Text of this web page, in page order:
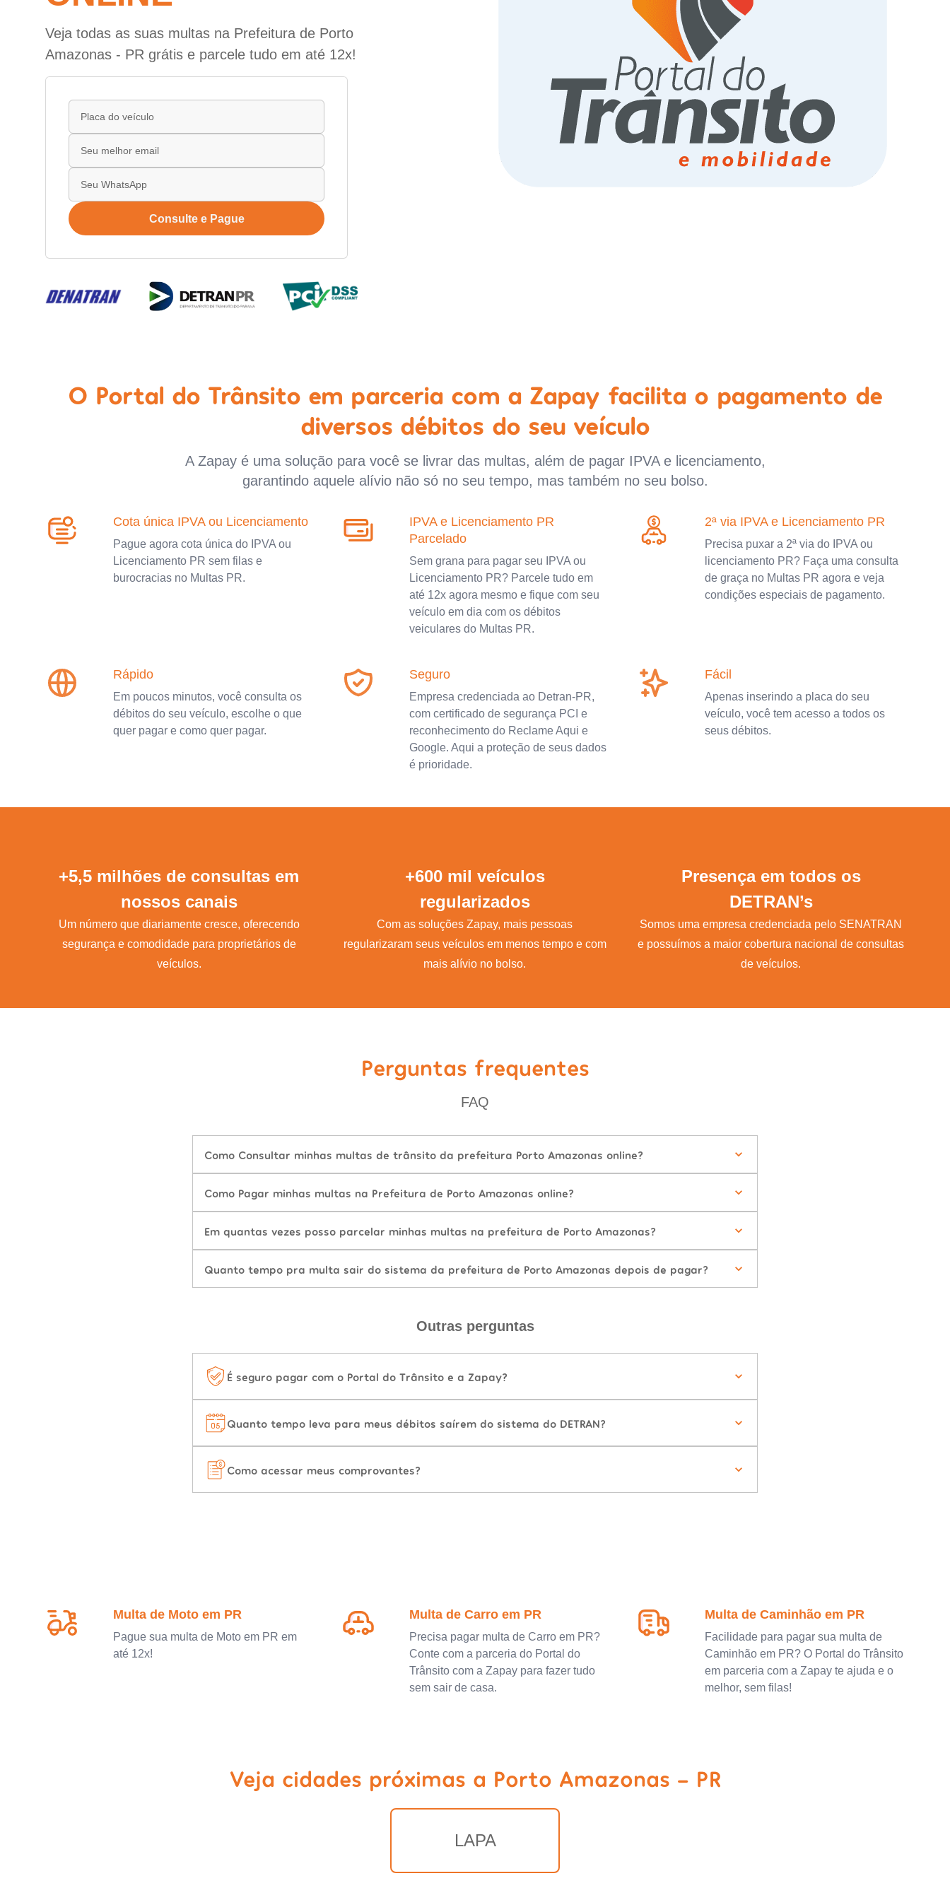
Veja todas as suas multas na Prefeitura de Porto
Amazonas - PR grátis e parcele tudo em até 12x!
Consulte e Pague
O Portal do Trânsito em parceria com a Zapay facilita o pagamento de
diversos débitos do seu veículo
A Zapay é uma solução para você se livrar das multas, além de pagar IPVA e licenciamento,
garantindo aquele alívio não só no seu tempo, mas também no seu bolso.
Cota única IPVA ou Licenciamento
Pague agora cota única do IPVA ou
Licenciamento PR sem filas e
burocracias no Multas PR.
IPVA e Licenciamento PR
Parcelado
Sem grana para pagar seu IPVA ou
Licenciamento PR? Parcele tudo em
até 12x agora mesmo e fique com seu
veículo em dia com os débitos
veiculares do Multas PR.
2ª via IPVA e Licenciamento PR
Precisa puxar a 2ª via do IPVA ou
licenciamento PR? Faça uma consulta
de graça no Multas PR agora e veja
condições especiais de pagamento.
Rápido
Em poucos minutos, você consulta os
débitos do seu veículo, escolhe o que
quer pagar e como quer pagar.
Seguro
Empresa credenciada ao Detran-PR,
com certificado de segurança PCI e
reconhecimento do Reclame Aqui e
Google. Aqui a proteção de seus dados
é prioridade.
Fácil
Apenas inserindo a placa do seu
veículo, você tem acesso a todos os
seus débitos.
+5,5 milhões de consultas em
nossos canais
Um número que diariamente cresce, oferecendo
segurança e comodidade para proprietários de
veículos.
+600 mil veículos
regularizados
Com as soluções Zapay, mais pessoas
regularizaram seus veículos em menos tempo e com
mais alívio no bolso.
Presença em todos os
DETRAN’s
Somos uma empresa credenciada pelo SENATRAN
e possuímos a maior cobertura nacional de consultas
de veículos.
Perguntas frequentes
FAQ
Como Consultar minhas multas de trânsito da prefeitura Porto Amazonas online?
Como Pagar minhas multas na Prefeitura de Porto Amazonas online?
Em quantas vezes posso parcelar minhas multas na prefeitura de Porto Amazonas?
Quanto tempo pra multa sair do sistema da prefeitura de Porto Amazonas depois de pagar?
Outras perguntas
É seguro pagar com o Portal do Trânsito e a Zapay?
Quanto tempo leva para meus débitos saírem do sistema do DETRAN?
Como acessar meus comprovantes?
Multa de Moto em PR
Pague sua multa de Moto em PR em
até 12x!
Multa de Carro em PR
Precisa pagar multa de Carro em PR?
Conte com a parceria do Portal do
Trânsito com a Zapay para fazer tudo
sem sair de casa.
Multa de Caminhão em PR
Facilidade para pagar sua multa de
Caminhão em PR? O Portal do Trânsito
em parceria com a Zapay te ajuda e o
melhor, sem filas!
Veja cidades próximas a Porto Amazonas - PR
LAPA